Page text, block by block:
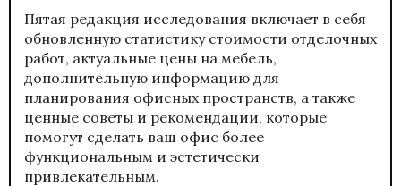
Пятая редакция исследования включает в себя
обновленную статистику стоимости отделочных
работ, актуальные цены на мебель,
дополнительную информацию для
планирования офисных пространств, а также
ценные советы и рекомендации, которые
помогут сделать ваш офис более
функциональным и эстетически
привлекательным.